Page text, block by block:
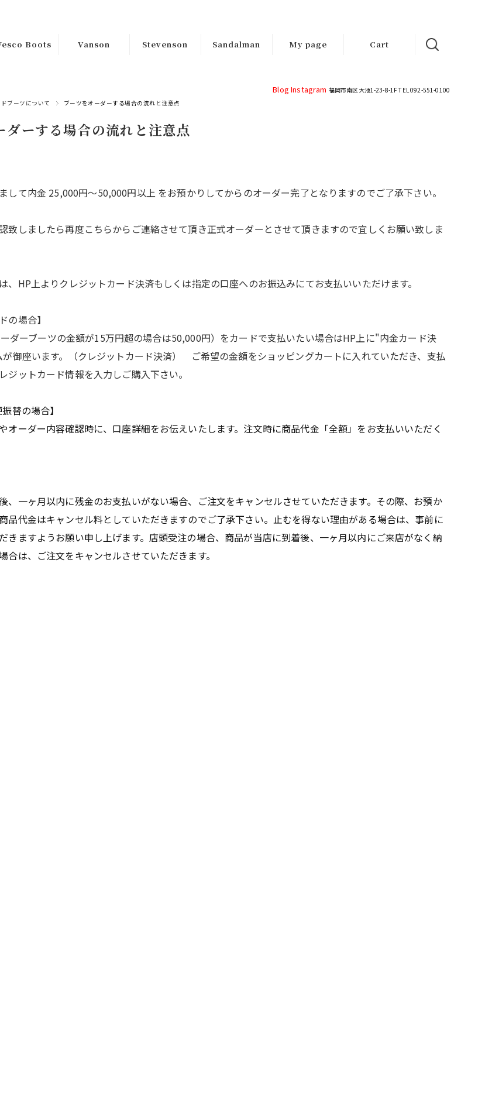
Boots
Order
庫品Instock
Warren
Romeo
Oil, Lace,
goods
Vanson Stevenson
Bottoms
Goods
Sandalman My page Cart
Blog Instagram 福岡市南区大池1-23-8-1F TEL 092-551-0100
ブーツについて ブーツをオーダーする場合の流れと注意点
ダーする場合の流れと注意点
して内金 25,000円〜50,000円以上 をお預かりしてからのオーダー完了となりますのでご了承下さい。
致しましたら再度こちらからご連絡させて頂き正式オーダーとさせて頂きますので宜しくお願い致しま
、HP上よりクレジットカード決済もしくは指定の口座へのお振込みにてお支払いいただけます。
の場合】
ダーブーツの金額が15万円超の場合は50,000円）をカードで支払いたい場合はHP上に"内金カード決
御座います。
（クレジットカード決済）
ご希望の金額をショッピングカートに入れていただき、支払
ジットカード情報を入力しご購入下さい。
替の場合】
オーダー内容確認時に、口座詳細をお伝えいたします。注文時に商品代金「全額」をお支払いいただく
、一ヶ月以内に残金のお支払いがない場合、ご注文をキャンセルさせていただきます。その際、お預か
品代金はキャンセル料としていただきますのでご了承下さい。止むを得ない理由がある場合は、事前に
きますようお願い申し上げます。店頭受注の場合、商品が当店に到着後、一ヶ月以内にご来店がなく納
合は、ご注文をキャンセルさせていただきます。